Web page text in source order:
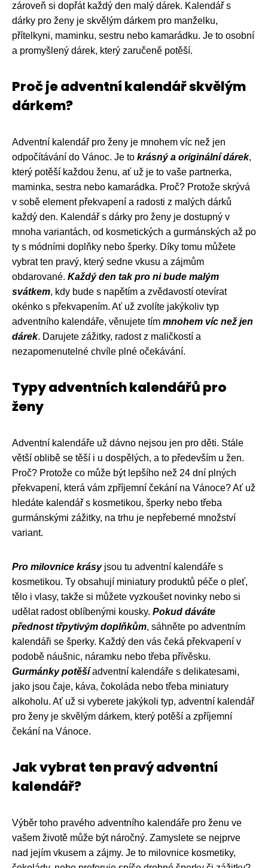
zároveň si dopřát každý den malý dárek. Kalendář s
dárky pro ženy je skvělým dárkem pro manželku,
přítelkyni, maminku, sestru nebo kamarádku. Je to osobní
a promyšlený dárek, který zaručeně potěší.
Proč je adventní kalendář skvělým
dárkem?
Adventní kalendář pro ženy je mnohem víc než jen
odpočítávání do Vánoc. Je to krásný a originální dárek,
který potěší každou ženu, ať už je to vaše partnerka,
maminka, sestra nebo kamarádka. Proč? Protože skrývá
v sobě element překvapení a radosti z malých dárků
každý den. Kalendář s dárky pro ženy je dostupný v
mnoha variantách, od kosmetických a gurmánských až po
ty s módními doplňky nebo šperky. Díky tomu můžete
vybrat ten pravý, který sedne vkusu a zájmům
obdarované. Každý den tak pro ni bude malým
svátkem, kdy bude s napětím a zvědavostí otevírat
okénko s překvapením. Ať už zvolíte jakýkoliv typ
adventního kalendáře, věnujete tím mnohem víc než jen
dárek. Darujete zážitky, radost z maličkostí a
nezapomenutelné chvíle plné očekávání.
Typy adventních kalendářů pro
ženy
Adventní kalendáře už dávno nejsou jen pro děti. Stále
větší oblibě se těší i u dospělých, a to především u žen.
Proč? Protože co může být lepšího než 24 dní plných
překvapení, která vám zpříjemní čekání na Vánoce? Ať už
hledáte kalendář s kosmetikou, šperky nebo třeba
gurmánskými zážitky, na trhu je nepřeberné množství
variant.
Pro milovnice krásyjsou tu adventní kalendáře s
kosmetikou. Ty obsahují miniatury produktů péče o pleť,
tělo i vlasy, takže si můžete vyzkoušet novinky nebo si
udělat radost oblíbenými kousky. Pokud dáváte
přednost třpytivým doplňkům, sáhněte po adventním
kalendáři se šperky. Každý den vás čeká překvapení v
podobě náušnic, náramku nebo třeba přívěsku.
Gurmánky potěšíadventní kalendáře s delikatesami,
jako jsou čaje, káva, čokoláda nebo třeba miniatury
alkoholu. Ať už si vyberete jakýkoli typ, adventní kalendář
pro ženy je skvělým dárkem, který potěší a zpříjemní
čekání na Vánoce.
Jak vybrat ten pravý adventní
kalendář?
Výběr toho pravého adventního kalendáře pro ženu ve
vašem životě může být náročný. Zamyslete se nejprve
nad jejím vkusem a zájmy. Je to milovnice kosmetiky,